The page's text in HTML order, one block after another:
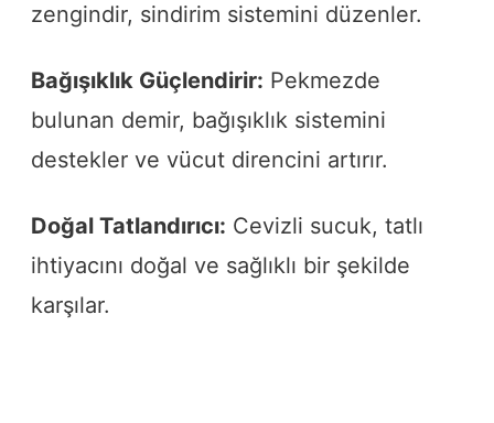
zengindir, sindirim sistemini düzenler.
Bağışıklık Güçlendirir: Pekmezde
bulunan demir, bağışıklık sistemini
destekler ve vücut direncini artırır.
Doğal Tatlandırıcı: Cevizli sucuk, tatlı
ihtiyacını doğal ve sağlıklı bir şekilde
karşılar.